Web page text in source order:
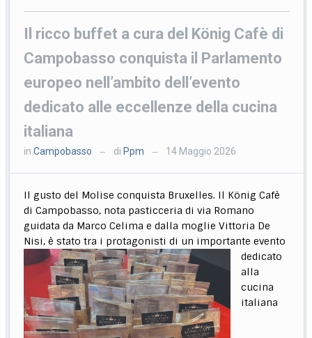
Il ricco buffet a cura del König Cafè di
Campobasso conquista il Parlamento
europeo nell’ambito dell’evento
dedicato alle eccellenze della cucina
italiana
inCampobasso — di Ppm — 14 Maggio 2026
Il gusto del Molise conquista Bruxelles. Il König Cafè
di Campobasso, nota pasticceria di via Romano
guidata da Marco Celima e dalla moglie Vittoria De
Nisi, è stato tra i protagonisti di un importante evento
dedicato
alla
cucina
italiana